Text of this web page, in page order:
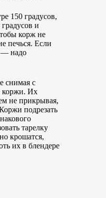
150 градусов,
и
корж не
печься. Если
— надо
снимая с
коржи. Их
не прикрывая,
подрезать
тарелку
крошатся,
их в блендере